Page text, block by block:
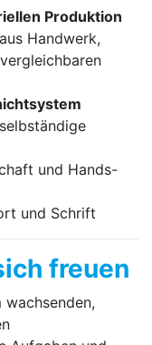
Produktion
Handwerk,
und Hands-
und Schrift
freuen